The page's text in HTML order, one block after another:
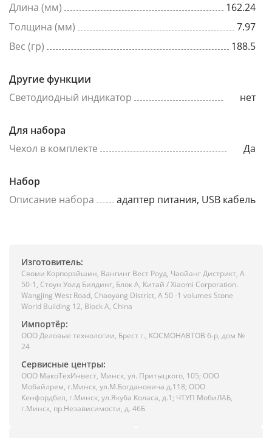
Длина (мм)
162.24
Толщина (мм)
7.97
Вес (гр)
188.5
Другие функции
Светодиодный индикатор
нет
Для набора
Чехол в комплекте
Да
Набор
Описание набора
адаптер питания, USB кабель
Изготовитель:
Сяоми Корпорэйшин, Вангинг Вест Роуд, Чаойанг Дистрикт, А
50-1, Стоун Уолд Билдинг, Блок А, Китай / Xiaomi Corporation.
Wangjing West Road, Chaoyang District, A 50 -1 volumes Stone
World Building 12, Block A, China
Импортёр:
ООО Деловые технологии, Брест г., КОСМОНАВТОВ б-р, дом №
24
Сервисные центры:
ООО МакоТехИнвест, Минск, ул. Притыцкого, 105; ООО
Мобайлрем, г.Минск, ул.М.Богдановича д.118; ООО
Кенфордбел, г.Минск, ул.Якуба Коласа, д.1; ЧТУП МобиЛАБ,
г.Минск, пр.Независимости, д. 46Б